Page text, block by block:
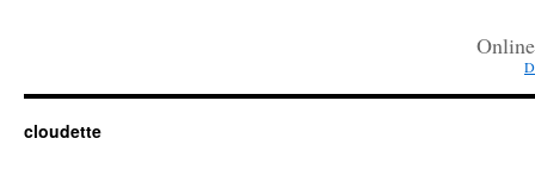
cloudette